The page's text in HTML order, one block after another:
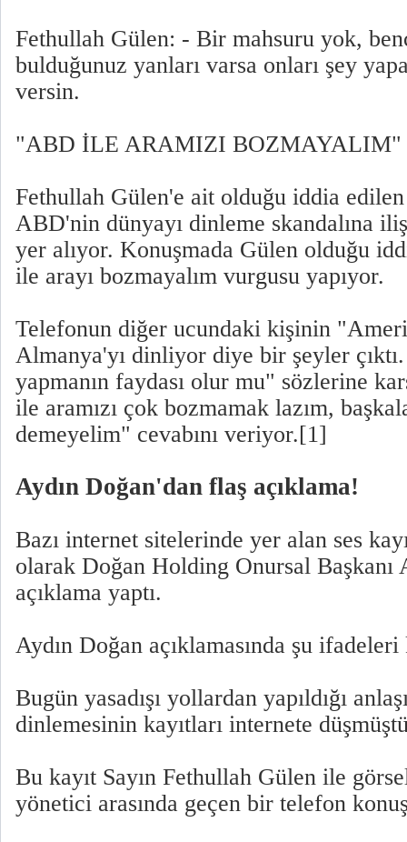
Fethullah Gülen: - Bir mahsuru yok,
bulduğunuz yanları varsa onları şey
versin.
"ABD İLE ARAMIZI BOZMAYALIM"
Fethullah Gülen'e ait olduğu iddia edilen
ABD'nin dünyayı dinleme skandalına
yer alıyor. Konuşmada Gülen olduğu
ile arayı bozmayalım vurgusu yapıyor.
Telefonun diğer ucundaki kişinin
Almanya'yı dinliyor diye bir şeyler
yapmanın faydası olur mu" sözlerine
ile aramızı çok bozmamak lazım,
demeyelim" cevabını veriyor.[1]
Aydın Doğan'dan flaş açıklama!
Bazı internet sitelerinde yer alan ses
olarak Doğan Holding Onursal Başkanı
açıklama yaptı.
Aydın Doğan açıklamasında şu ifadeleri
Bugün yasadışı yollardan yapıldığı
dinlemesinin kayıtları internete
Bu kayıt Sayın Fethullah Gülen ile
yönetici arasında geçen bir telefon